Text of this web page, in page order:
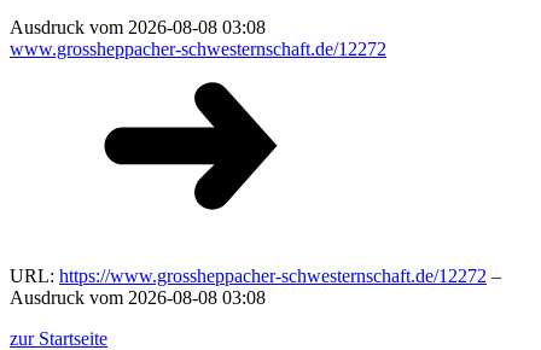
Ausdruck vom 2026-08-08 03:08
www.grossheppacher-schwesternschaft.de/12272
URL: https://www.grossheppacher-schwesternschaft.de/12272 –
Ausdruck vom 2026-08-08 03:08
zur Startseite